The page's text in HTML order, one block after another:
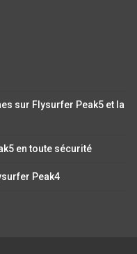
sur Flysurfer Peak5 et la
en toute sécurité
Peak4